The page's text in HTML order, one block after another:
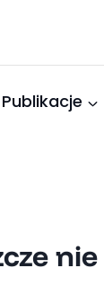
Publikacje